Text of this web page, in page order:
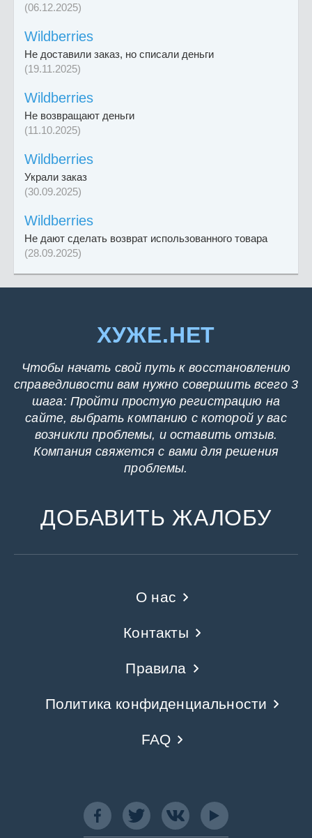
(06.12.2025)
Wildberries
Не доставили заказ, но списали деньги
(19.11.2025)
Wildberries
Не возвращают деньги
(11.10.2025)
Wildberries
Украли заказ
(30.09.2025)
Wildberries
Не дают сделать возврат использованного товара
(28.09.2025)
ХУЖЕ.НЕТ
Чтобы начать свой путь к восстановлению
справедливости вам нужно совершить всего 3
шага: Пройти простую регистрацию на
сайте, выбрать компанию с которой у вас
возникли проблемы, и оставить отзыв.
Компания свяжется с вами для решения
проблемы.
ДОБАВИТЬ ЖАЛОБУ
О нас
Контакты
Правила
Политика конфиденциальности
FAQ